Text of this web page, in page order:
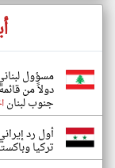
مسؤول
دولاً من
جنوب لبنان
أول رد
تركيا